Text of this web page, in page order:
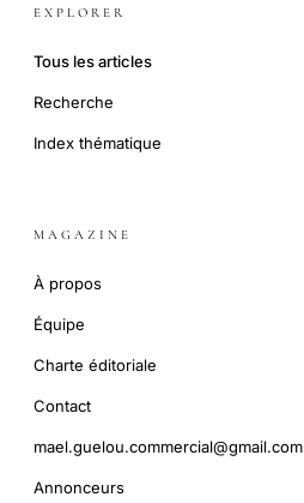
EXPLORER
Tous les articles
Recherche
Index thématique
MAGAZINE
À propos
Équipe
Charte éditoriale
Contact
mael.guelou.commercial@gmail.com
Annonceurs